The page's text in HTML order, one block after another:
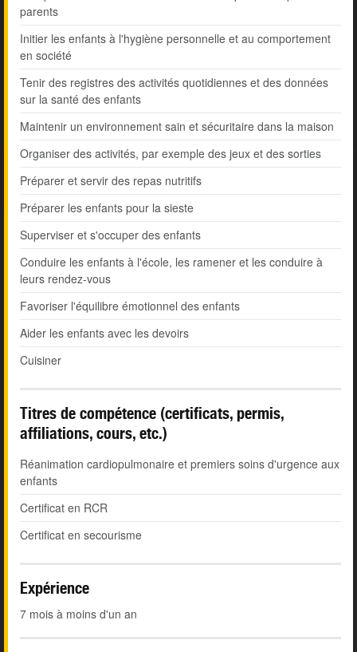
parents
Initier les enfants à l'hygiène personnelle et au comportement
en société
Tenir des registres des activités quotidiennes et des données
sur la santé des enfants
Maintenir un environnement sain et sécuritaire dans la maison
Organiser des activités, par exemple des jeux et des sorties
Préparer et servir des repas nutritifs
Préparer les enfants pour la sieste
Superviser et s'occuper des enfants
Conduire les enfants à l'école, les ramener et les conduire à
leurs rendez-vous
Favoriser l'équilibre émotionnel des enfants
Aider les enfants avec les devoirs
Cuisiner
Titres de compétence (certificats, permis,
affiliations, cours, etc.)
Réanimation cardiopulmonaire et premiers soins d'urgence aux
enfants
Certificat en RCR
Certificat en secourisme
Expérience
7 mois à moins d'un an